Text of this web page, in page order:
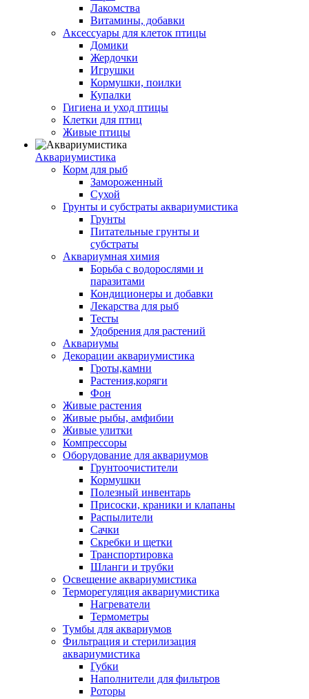
Лакомства
Витамины, добавки
Аксессуары для клеток птицы
Домики
Жердочки
Игрушки
Кормушки, поилки
Купалки
Гигиена и уход птицы
Клетки для птиц
Живые птицы
Аквариумистика
Корм для рыб
Замороженный
Сухой
Грунты и субстраты аквариумистика
Грунты
Питательные грунты и
субстраты
Аквариумная химия
Борьба с водорослями и
паразитами
Кондиционеры и добавки
Лекарства для рыб
Тесты
Удобрения для растений
Аквариумы
Декорации аквариумистика
Гроты,камни
Растения,коряги
Фон
Живые растения
Живые рыбы, амфибии
Живые улитки
Компрессоры
Оборудование для аквариумов
Грунтоочистители
Кормушки
Полезный инвентарь
Присоски, краники и клапаны
Распылители
Сачки
Скребки и щетки
Транспортировка
Шланги и трубки
Освещение аквариумистика
Терморегуляция аквариумистика
Нагреватели
Термометры
Тумбы для аквариумов
Фильтрация и стерилизация
аквариумистика
Губки
Наполнители для фильтров
Роторы